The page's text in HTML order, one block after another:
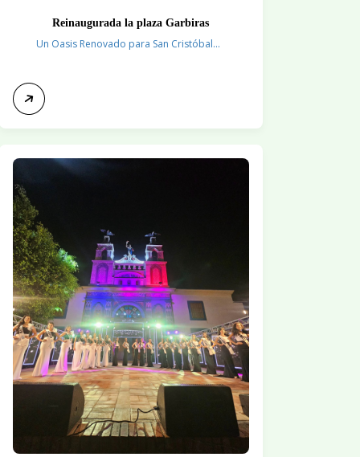
Reinaugurada la plaza Garbiras
Un Oasis Renovado para San Cristóbal...